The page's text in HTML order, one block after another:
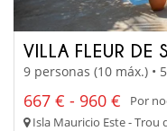
VILLA FLEUR DE
9 personas (10 máx.) •
667 € - 960 €
Por
Isla Mauricio Este - Trou